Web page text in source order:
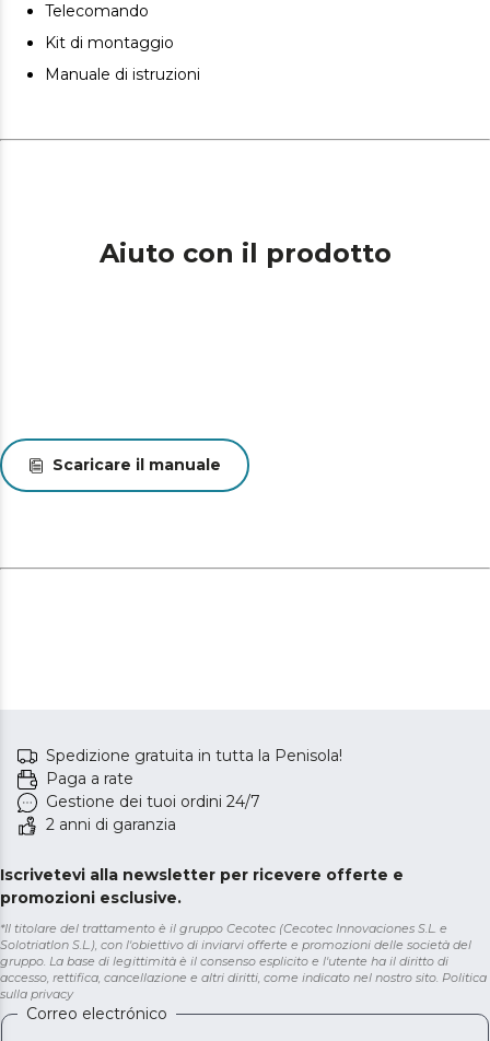
Telecomando
Kit di montaggio
Manuale di istruzioni
Aiuto con il prodotto
Scaricare il manuale
Spedizione gratuita in tutta la Penisola!
Paga a rate
Gestione dei tuoi ordini 24/7
2 anni di garanzia
Iscrivetevi alla newsletter per ricevere offerte e
promozioni esclusive.
*Il titolare del trattamento è il gruppo Cecotec (Cecotec Innovaciones S.L. e
Solotriatlon S.L.), con l'obiettivo di inviarvi offerte e promozioni delle società del
gruppo. La base di legittimità è il consenso esplicito e l'utente ha il diritto di
accesso, rettifica, cancellazione e altri diritti, come indicato nel nostro sito. Politica
sulla privacy
Correo electrónico